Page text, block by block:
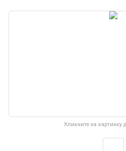
Кликните на картинку